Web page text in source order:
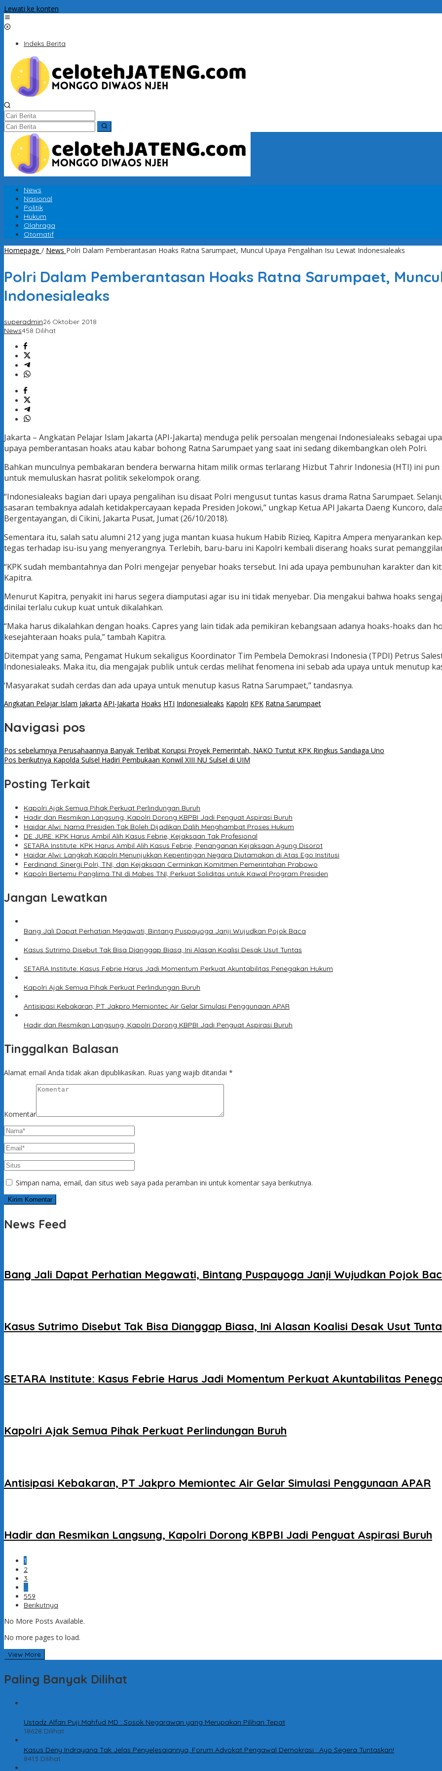
Lewati ke konten
Indeks Berita
News
Nasional
Politik
Hukum
Olahraga
Otomatif
Homepage / News Polri Dalam Pemberantasan Hoaks Ratna Sarumpaet, Muncul Upaya Pengalihan Isu Lewat Indonesialeaks
Polri Dalam Pemberantasan Hoaks Ratna Sarumpaet,
Indonesialeaks
superadmin26 Oktober 2018
News458 Dilihat
Jakarta – Angkatan Pelajar Islam Jakarta (API-Jakarta) menduga pelik persoalan mengenai Indonesialeaks sebagai
upaya pemberantasan hoaks atau kabar bohong Ratna Sarumpaet yang saat ini sedang dikembangkan oleh Polri.
Bahkan munculnya pembakaran bendera berwarna hitam milik ormas terlarang Hizbut Tahrir Indonesia (HTI) ini
untuk memuluskan hasrat politik sekelompok orang.
“Indonesialeaks bagian dari upaya pengalihan isu disaat Polri mengusut tuntas kasus drama Ratna Sarumpaet.
sasaran tembaknya adalah ketidakpercayaan kepada Presiden Jokowi,” ungkap Ketua API Jakarta Daeng Kuncoro,
Bergentayangan, di Cikini, Jakarta Pusat, Jumat (26/10/2018).
Sementara itu, salah satu alumni 212 yang juga mantan kuasa hukum Habib Rizieq, Kapitra Ampera menyarankan
tegas terhadap isu-isu yang menyerangnya. Terlebih, baru-baru ini Kapolri kembali diserang hoaks surat
“KPK sudah membantahnya dan Polri mengejar penyebar hoaks tersebut. Ini ada upaya pembunuhan karakter dan
Kapitra.
Menurut Kapitra, penyakit ini harus segera diamputasi agar isu ini tidak menyebar. Dia mengakui bahwa hoaks
dinilai terlalu cukup kuat untuk dikalahkan.
“Maka harus dikalahkan dengan hoaks. Capres yang lain tidak ada pemikiran kebangsaan adanya hoaks-hoaks dan
kesejahteraan hoaks pula,” tambah Kapitra.
Ditempat yang sama, Pengamat Hukum sekaligus Koordinator Tim Pembela Demokrasi Indonesia (TPDI) Petrus
Indonesialeaks. Maka itu, dia mengajak publik untuk cerdas melihat fenomena ini sebab ada upaya untuk menutup
‘Masyarakat sudah cerdas dan ada upaya untuk menutup kasus Ratna Sarumpaet,” tandasnya.
Angkatan Pelajar Islam Jakarta API-Jakarta Hoaks HTI Indonesialeaks Kapolri KPK Ratna Sarumpaet
Navigasi pos
Pos sebelumnya Perusahaannya Banyak Terlibat Korupsi Proyek Pemerintah, NAKO Tuntut KPK Ringkus Sandiaga Uno
Pos berikutnya Kapolda Sulsel Hadiri Pembukaan Konwil XIII NU Sulsel di UIM
Posting Terkait
Kapolri Ajak Semua Pihak Perkuat Perlindungan Buruh
Hadir dan Resmikan Langsung, Kapolri Dorong KBPBI Jadi Penguat Aspirasi Buruh
Haidar Alwi: Nama Presiden Tak Boleh Dijadikan Dalih Menghambat Proses Hukum
DE JURE: KPK Harus Ambil Alih Kasus Febrie, Kejaksaan Tak Profesional
SETARA Institute: KPK Harus Ambil Alih Kasus Febrie, Penanganan Kejaksaan Agung Disorot
Haidar Alwi: Langkah Kapolri Menunjukkan Kepentingan Negara Diutamakan di Atas Ego Institusi
Ferdinand: Sinergi Polri, TNI, dan Kejaksaan Cerminkan Komitmen Pemerintahan Prabowo
Kapolri Bertemu Panglima TNI di Mabes TNI, Perkuat Soliditas untuk Kawal Program Presiden
Jangan Lewatkan
Bang Jali Dapat Perhatian Megawati, Bintang Puspayoga Janji Wujudkan Pojok Baca
Kasus Sutrimo Disebut Tak Bisa Dianggap Biasa, Ini Alasan Koalisi Desak Usut Tuntas
SETARA Institute: Kasus Febrie Harus Jadi Momentum Perkuat Akuntabilitas Penegakan Hukum
Kapolri Ajak Semua Pihak Perkuat Perlindungan Buruh
Antisipasi Kebakaran, PT Jakpro Memiontec Air Gelar Simulasi Penggunaan APAR
Hadir dan Resmikan Langsung, Kapolri Dorong KBPBI Jadi Penguat Aspirasi Buruh
Tinggalkan Balasan
Alamat email Anda tidak akan dipublikasikan. Ruas yang wajib ditandai *
Komentar
Simpan nama, email, dan situs web saya pada peramban ini untuk komentar saya berikutnya.
News Feed
Bang Jali Dapat Perhatian Megawati, Bintang Puspayoga Janji Wujudkan Pojok
Kasus Sutrimo Disebut Tak Bisa Dianggap Biasa, Ini Alasan Koalisi Desak Usut
SETARA Institute: Kasus Febrie Harus Jadi Momentum Perkuat Akuntabilitas
Kapolri Ajak Semua Pihak Perkuat Perlindungan Buruh
Antisipasi Kebakaran, PT Jakpro Memiontec Air Gelar Simulasi Penggunaan APAR
Hadir dan Resmikan Langsung, Kapolri Dorong KBPBI Jadi Penguat Aspirasi Buruh
1
2
3
…
559
Berikutnya
No More Posts Available.
No more pages to load.
View More
Paling Banyak Dilihat
Ustadz Alfan Puji Mahfud MD : Sosok Negarawan yang Merupakan Pilihan Tepat
18628 Dilihat
Kasus Deny Indrayana Tak Jelas Penyelesaiannya, Forum Advokat Pengawal Demokrasi : Ayo Segera Tuntaskan!
8413 Dilihat